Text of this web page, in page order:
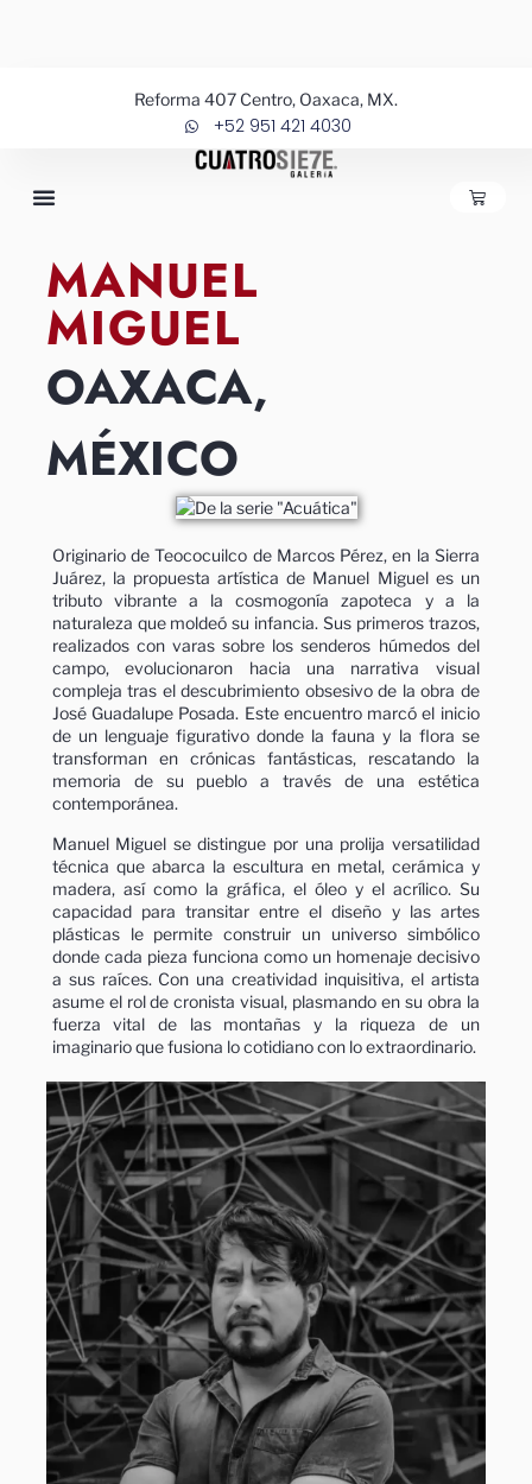
Reforma 407 Centro, Oaxaca, MX.
+52 951 421 4030
MANUEL
MIGUEL
OAXACA,
MÉXICO
Originario de Teococuilco de Marcos Pérez, en la Sierra
Juárez, la propuesta artística de Manuel Miguel es un
tributo vibrante a la cosmogonía zapoteca y a la
naturaleza que moldeó su infancia. Sus primeros trazos,
realizados con varas sobre los senderos húmedos del
campo, evolucionaron hacia una narrativa visual
compleja tras el descubrimiento obsesivo de la obra de
José Guadalupe Posada. Este encuentro marcó el inicio
de un lenguaje figurativo donde la fauna y la flora se
transforman en crónicas fantásticas, rescatando la
memoria de su pueblo a través de una estética
contemporánea.
Manuel Miguel se distingue por una prolija versatilidad
técnica que abarca la escultura en metal, cerámica y
madera, así como la gráfica, el óleo y el acrílico. Su
capacidad para transitar entre el diseño y las artes
plásticas le permite construir un universo simbólico
donde cada pieza funciona como un homenaje decisivo
a sus raíces. Con una creatividad inquisitiva, el artista
asume el rol de cronista visual, plasmando en su obra la
fuerza vital de las montañas y la riqueza de un
imaginario que fusiona lo cotidiano con lo extraordinario.